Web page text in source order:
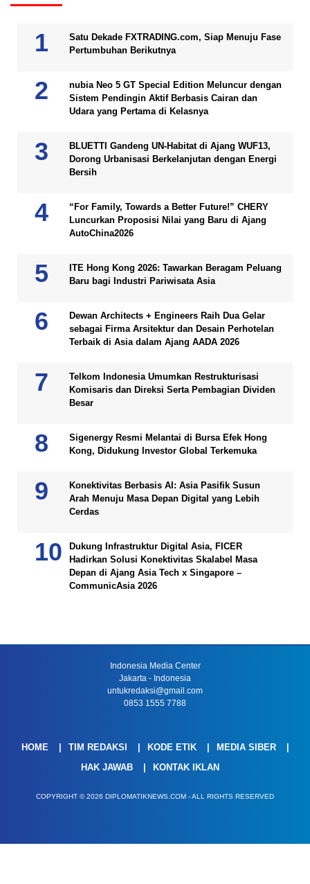
Satu Dekade FXTRADING.com, Siap Menuju Fase
Pertumbuhan Berikutnya
nubia Neo 5 GT Special Edition Meluncur dengan
Sistem Pendingin Aktif Berbasis Cairan dan
Udara yang Pertama di Kelasnya
BLUETTI Gandeng UN-Habitat di Ajang WUF13,
Dorong Urbanisasi Berkelanjutan dengan Energi
Bersih
“For Family, Towards a Better Future!” CHERY
Luncurkan Proposisi Nilai yang Baru di Ajang
AutoChina2026
ITE Hong Kong 2026: Tawarkan Beragam Peluang
Baru bagi Industri Pariwisata Asia
Dewan Architects + Engineers Raih Dua Gelar
sebagai Firma Arsitektur dan Desain Perhotelan
Terbaik di Asia dalam Ajang AADA 2026
Telkom Indonesia Umumkan Restrukturisasi
Komisaris dan Direksi Serta Pembagian Dividen
Besar
Sigenergy Resmi Melantai di Bursa Efek Hong
Kong, Didukung Investor Global Terkemuka
Konektivitas Berbasis AI: Asia Pasifik Susun
Arah Menuju Masa Depan Digital yang Lebih
Cerdas
Dukung Infrastruktur Digital Asia, FICER
Hadirkan Solusi Konektivitas Skalabel Masa
Depan di Ajang Asia Tech x Singapore –
CommunicAsia 2026
Indonesia Media Center
Jakarta - Indonesia
untukredaksi@gmail.com
0853 1555 7788
HOME TIM REDAKSI KODE ETIK
MEDIA SIBER
HAK JAWAB
KONTAK IKLAN
COPYRIGHT © 2026 DIPLOMATIKNEWS.COM - ALL RIGHTS RESERVED